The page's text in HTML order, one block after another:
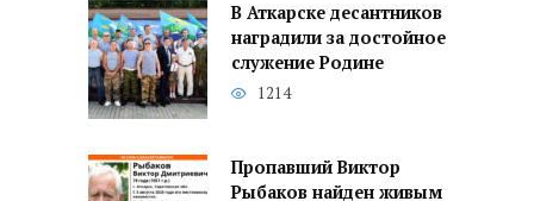
В Аткарске десантников
наградили за достойное
служение Родине
1214
Пропавший Виктор
Рыбаков найден живым